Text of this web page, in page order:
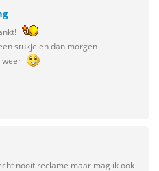
stukje en dan morgen
weer
nooit reclame maar mag ik ook